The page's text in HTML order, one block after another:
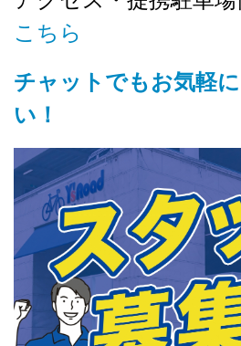
こちら
チャットでもお気軽
い！